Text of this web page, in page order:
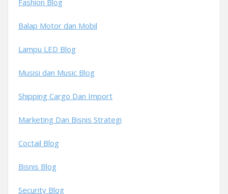
Fashion Blog
Balap Motor dan Mobil
Lampu LED Blog
Musisi dan Music Blog
Shipping Cargo Dan Import
Marketing Dan Bisnis Strategi
Coctail Blog
Bisnis Blog
Security Blog